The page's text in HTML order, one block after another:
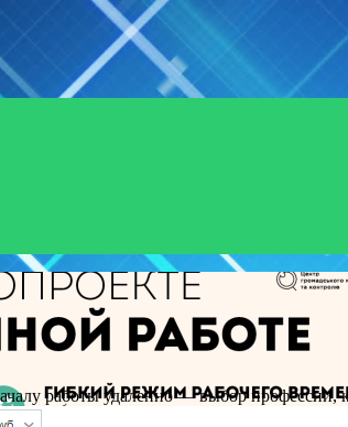
работы удаленно — выбор профессии,